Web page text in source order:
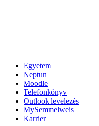
Egyetem
Neptun
Moodle
Telefonkönyv
Outlook levelezés
MySemmelweis
Karrier